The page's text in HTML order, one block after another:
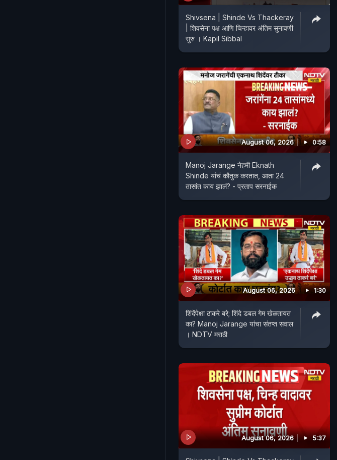
Shivsena | Shinde Vs Thackeray
| शिवसेना पक्ष आणि चिन्हावर अंतिम सुनावणी
सुरु । Kapil Sibbal
August 06, 2026 0:58
Manoj Jarange नेहमी Eknath
Shinde यांचं कौतुक करतात, आता 24
तासांत काय झालं? - प्रताप सरनाईक
August 06, 2026 1:30
शिंदेंपेक्षा ठाकरे बरे; शिंदे डबल गेम खेळतायत
का? Manoj Jarange यांचा संतप्त सवाल
। NDTV मराठी
August 06, 2026 5:37